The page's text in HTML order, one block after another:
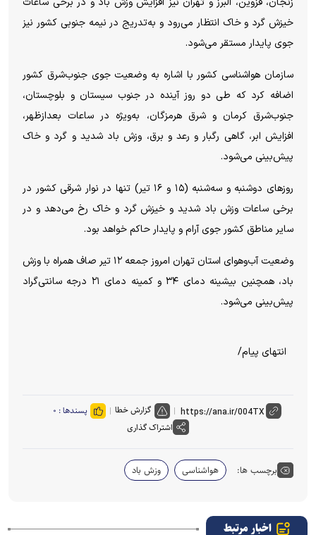
خیزش گرد و خاک انتظار می‌رود و به‌تدریج در نیمه جنوبی کشور نیز
جوی پایدار مستقر می‌شود.
سازمان هواشناسی کشور با اشاره به وضعیت جوی جنوب‌شرق کشور
اضافه کرد که طی دو روز آینده در جنوب سیستان و بلوچستان،
جنوب‌شرق کرمان و شرق هرمزگان، به‌ویژه در ساعات بعدازظهر،
افزایش ابر، گاهی رگبار و رعد و برق، وزش باد شدید و گرد و خاک
پیش‌بینی می‌شود.
روز‌های دوشنبه و سه‌شنبه (۱۵ و ۱۶ تیر) تنها در نوار شرقی کشور در
برخی ساعات وزش باد شدید و خیزش گرد و خاک رخ می‌دهد و در
سایر مناطق کشور جوی آرام و پایدار حاکم خواهد بود.
وضعیت آب‌وهوای استان تهران امروز جمعه ۱۲ تیر صاف همراه با وزش
باد، همچنین بیشینه دمای ۳۴ و کمینه دمای ۲۱ درجه سانتی‌گراد
پیش‌بینی می‌شود.
انتهای پیام/
گزارش خطا پسندها : ۰
اشتراک گذاری
برچسب ها: هواشناسی وزش باد
اخبار مرتبط